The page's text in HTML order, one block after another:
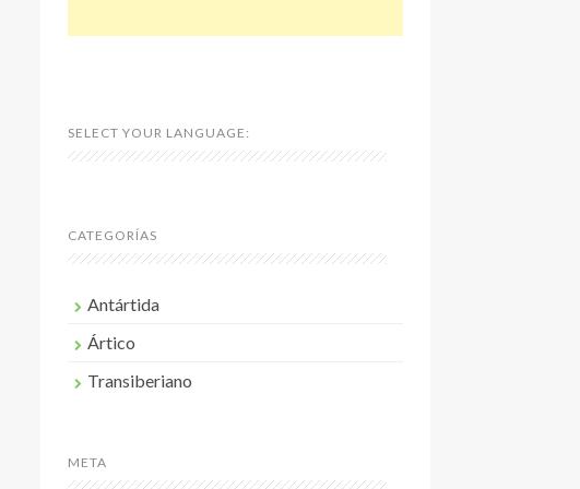
SELECT YOUR LANGUAGE:
CATEGORÍAS
Antártida
Ártico
Transiberiano
META